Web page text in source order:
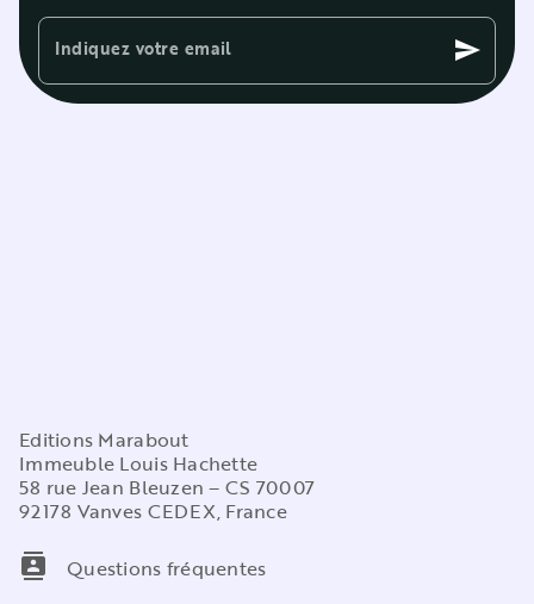
Indiquez votre email send
Editions Marabout
Immeuble Louis Hachette
58 rue Jean Bleuzen – CS 70007
92178 Vanves CEDEX, France
contacts
Questions fréquentes